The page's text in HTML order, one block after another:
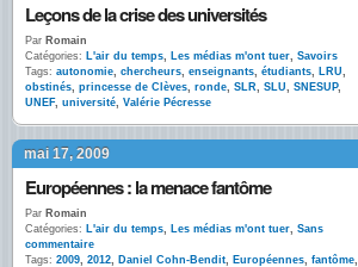
Leçons de la crise des universités
Par Romain
Catégories: L'air du temps, Les médias m'ont tuer, Savoirs
Tags: autonomie, chercheurs, enseignants, étudiants, LRU,
obstinés, princesse de Clèves, ronde, SLR, SLU, SNESUP,
UNEF, université, Valérie Pécresse
mai 17, 2009
Européennes : la menace fantôme
Par Romain
Catégories: L'air du temps, Les médias m'ont tuer, Sans
commentaire
Tags: 2009, 2012, Daniel Cohn-Bendit, Européennes, fantôme,